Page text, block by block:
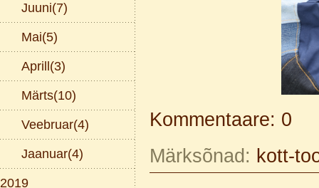
Juuni(7)
Mai(5)
Aprill(3)
Märts(10)
Veebruar(4)
Jaanuar(4)
2019
Kommentaare: 0
Märksõnad: kott-